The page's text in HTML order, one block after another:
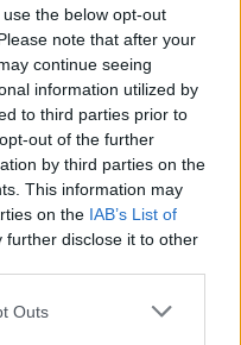
the below opt-out
note that after your
continue seeing
information utilized by
to third parties prior to
out of the further
by third parties on the
This information may
on the IAB’s List of
further disclose it to other
Outs
Βίντεο σοκ με
οδηγείται με τη βία
‑ Τι είναι το
να δείχνει βίαιη
για στρατιωτική
στην Ουκρανία
τη συζήτηση για το λεγόμενο
έχασε τη ζωή
beach bar –
μπάρμαν για να τον